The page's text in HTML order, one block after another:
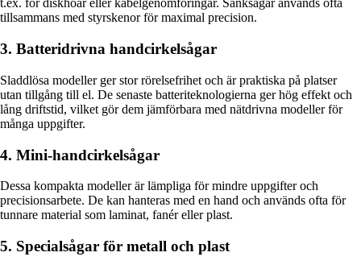
t.ex. för diskhoar eller kabelgenomföringar. Sänksågar används ofta
tillsammans med styrskenor för maximal precision.
3. Batteridrivna handcirkelsågar
Sladdlösa modeller ger stor rörelsefrihet och är praktiska på platser
utan tillgång till el. De senaste batteriteknologierna ger hög effekt och
lång driftstid, vilket gör dem jämförbara med nätdrivna modeller för
många uppgifter.
4. Mini-handcirkelsågar
Dessa kompakta modeller är lämpliga för mindre uppgifter och
precisionsarbete. De kan hanteras med en hand och används ofta för
tunnare material som laminat, fanér eller plast.
5. Specialsågar för metall och plast